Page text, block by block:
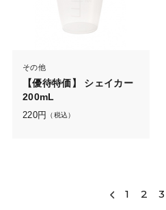
その他
【優待特価】 シェイカー
200mL
220円 （税込）
1 2 3